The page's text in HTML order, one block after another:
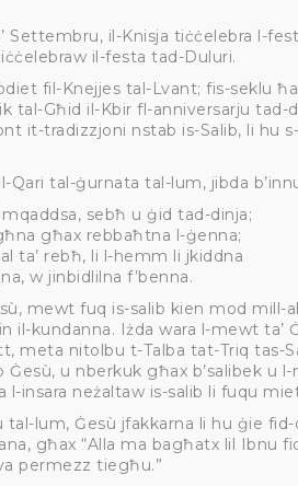
Settembru, il-Knisja tiċċelebra l-
il-festa tad-Duluri.
fil-Knejjes tal-Lvant; fis-seklu
tal-Għid il-Kbir fl-anniversarju tad-
it-tradizzjoni nstab is-Salib, li hu
Qari tal-ġurnata tal-lum, jibda
sebħ u ġid tad-dinja;
għax rebbaħtna l-ġenna;
ta’ rebħ, li l-hemm li jkiddna
w jinbidlilna f’benna.
mewt fuq is-salib kien mod mill-
il-kundanna. Iżda wara l-mewt ta’
meta nitolbu t-Talba tat-Triq tas-
Ġesù, u nberkuk għax b’salibek
l-insara neżaltaw is-salib li fuqu
tal-lum, Ġesù jfakkarna li hu ġie
għax “Alla ma bagħatx lil Ibnu
permezz tiegħu.”